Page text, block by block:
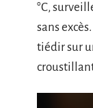
°C,
sans
tiédir sur